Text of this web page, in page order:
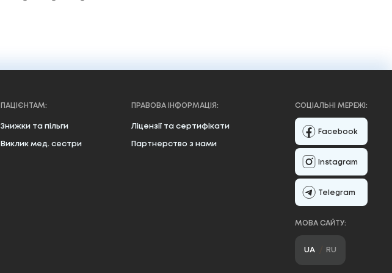
ПАЦІЄНТАМ:
Знижки та пільги
Виклик мед. сестри
ПРАВОВА ІНФОРМАЦІЯ:
Ліцензії та сертифікати
Партнерство з нами
СОЦІАЛЬНІ МЕРЕЖІ:
Facebook
Instagram
Telegram
МОВА САЙТУ:
UA RU